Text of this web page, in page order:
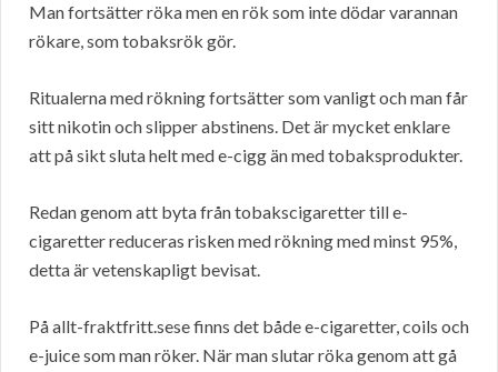
Man fortsätter röka men en rök som inte dödar varannan
rökare, som tobaksrök gör.
Ritualerna med rökning fortsätter som vanligt och man får
sitt nikotin och slipper abstinens. Det är mycket enklare
att på sikt sluta helt med e-cigg än med tobaksprodukter.
Redan genom att byta från tobakscigaretter till e-
cigaretter reduceras risken med rökning med minst 95%,
detta är vetenskapligt bevisat.
På allt-fraktfritt.sese finns det både e-cigaretter, coils och
e-juice som man röker. När man slutar röka genom att gå